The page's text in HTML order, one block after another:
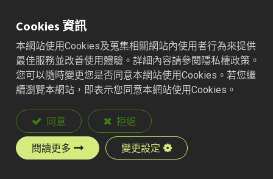
產品說明
Cookies 資訊
本網站使用Cookies及蒐集相關網站內使用者行為來提供
最佳服務並改善使用體驗。詳細內容請參閱隱私權政策。
您可以隨時變更您是否同意本網站使用Cookies。若您繼
續瀏覽本網站，即表示您同意本網站使用Cookies。
同意 拒絕
閱讀更多 變更設定